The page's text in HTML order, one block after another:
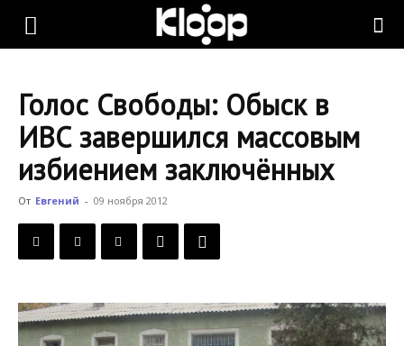
KLOOP.KG
Новости
Кыргызстана
Голос Свободы: Обыск в
ИВС завершился массовым
избиением заключённых
От Евгений - 09 ноября 2012